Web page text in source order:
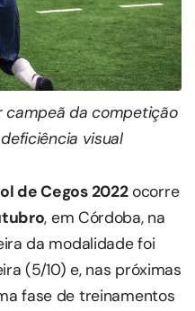
campeã da competição
visual
de Cegos 2022ocorre
, em Córdoba, na
da modalidade foi
(5/10) e, nas próximas
fase de treinamentos